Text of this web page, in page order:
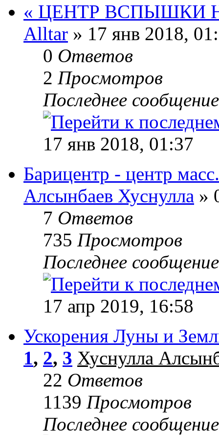
« ЦЕНТР ВСПЫШКИ
Alltar » 17 янв 2018,
0 Ответов
2 Просмотров
Последнее
17 янв 2018, 01:37
Барицентр - центр масс.
Алсынбаев Хуснулла »
7 Ответов
735 Просмотров
Последнее
17 апр 2019, 16:58
Ускорения Луны и
1, 2, 3 Хуснулла
22 Ответов
1139 Просмотров
Последнее